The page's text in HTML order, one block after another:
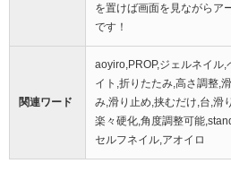
を置けば画面を見ながらア
です！
関連ワード
aoyiro,PROP,ジェルネイル
イト,折りたたみ,高さ調整,
み,滑り止め,挟むだけ,台,滑
楽々硬化,角度調整可能
セルフネイル,アオイロ